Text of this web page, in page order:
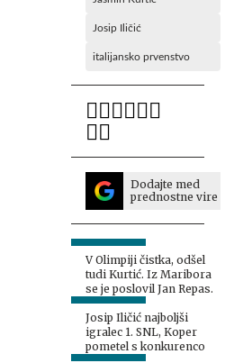
Josip Iličić
italijansko prvenstvo
Dodajte med
prednostne vire
V Olimpiji čistka, odšel
tudi Kurtić. Iz Maribora
se je poslovil Jan Repas.
Josip Iličić najboljši
igralec 1. SNL, Koper
pometel s konkurenco